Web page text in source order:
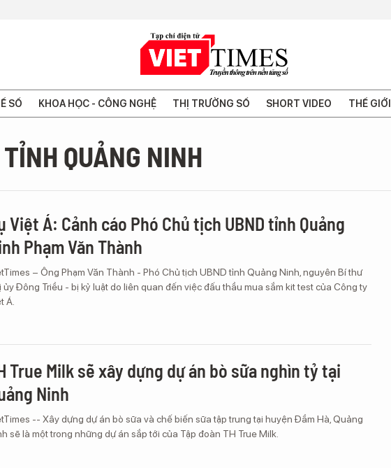
SỐ KHOA HỌC - CÔNG NGHỆ THỊ TRƯỜNG SỐ SHORT VIDEO THẾ GIỚI
QUẢNG NINH
Việt Á: Cảnh cáo Phó Chủ tịch UBND tỉnh Quảng
Phạm Văn Thành
– Ông Phạm Văn Thành - Phó Chủ tịch UBND tỉnh Quảng Ninh, nguyên Bí thư
ủy Đông Triều - bị kỷ luật do liên quan đến việc đấu thầu mua sắm kit test của Công ty
Á.
True Milk sẽ xây dựng dự án bò sữa nghìn tỷ tại
Ninh
-- Xây dựng dự án bò sữa và chế biến sữa tập trung tại huyện Đầm Hà, Quảng
sẽ là một trong những dự án sắp tới của Tập đoàn TH True Milk.